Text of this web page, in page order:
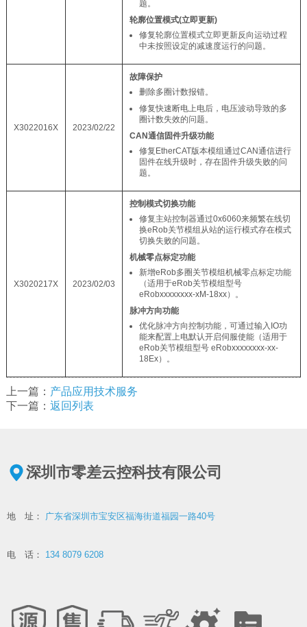
题。
轮廓位置模式(立即更新)
修复轮廓位置模式立即更新反向运动过程
中未按照设定的减速度运行的问题。
X3022016X 2023/02/22
故障保护
删除多圈计数报错。
修复快速断电上电后，电压波动导致的多
圈计数失效的问题。
CAN通信固件升级功能
修复EtherCAT版本模组通过CAN通信进行
固件在线升级时，存在固件升级失败的问
题。
X3020217X 2023/02/03
控制模式切换功能
修复主站控制器通过0x6060来频繁在线切
换eRob关节模组从站的运行模式存在模式
切换失败的问题。
机械零点标定功能
新增eRob多圈关节模组机械零点标定功能
（适用于eRob关节模组型号
eRobxxxxxxxx-xM-18xx）。
脉冲方向功能
优化脉冲方向控制功能，可通过输入IO功
能来配置上电默认开启伺服使能（适用于
eRob关节模组型号 eRobxxxxxxxx-xx-
18Ex）。
上一篇： 产品应用技术服务
下一篇： 返回列表
深圳市零差云控科技有限公司
地 址： 广东省深圳市宝安区福海街道福园一路40号
电 话： 134 8079 6208